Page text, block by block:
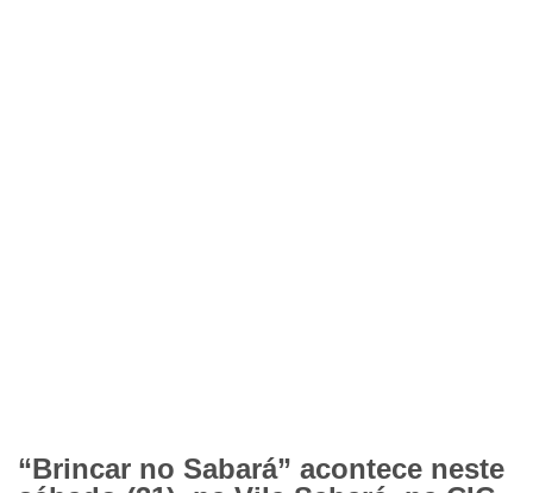
“Brincar no Sabará” acontece neste